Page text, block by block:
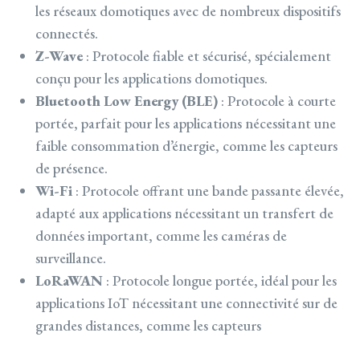
les réseaux domotiques avec de nombreux dispositifs
connectés.
Z-Wave : Protocole fiable et sécurisé, spécialement
conçu pour les applications domotiques.
Bluetooth Low Energy (BLE) : Protocole à courte
portée, parfait pour les applications nécessitant une
faible consommation d’énergie, comme les capteurs
de présence.
Wi-Fi : Protocole offrant une bande passante élevée,
adapté aux applications nécessitant un transfert de
données important, comme les caméras de
surveillance.
LoRaWAN : Protocole longue portée, idéal pour les
applications IoT nécessitant une connectivité sur de
grandes distances, comme les capteurs